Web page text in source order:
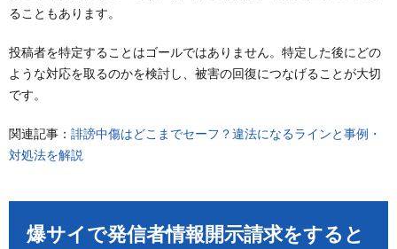
ることもあります。
投稿者を特定することはゴールではありません。特定した後にどの
ような対応を取るのかを検討し、被害の回復につなげることが大切
です。
関連記事： 誹謗中傷はどこまでセーフ？違法になるラインと事例・
対処法を解説
爆サイで発信者情報開示請求をすると